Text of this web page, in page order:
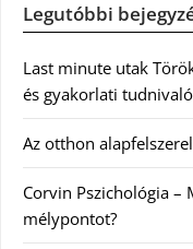
Legutóbbi
Last minute utak
és gyakorlati
Az otthon
Corvin Pszichológia
mélypontot?